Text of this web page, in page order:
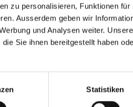
zu personalisieren, Funktionen
Ausserdem geben wir
und Analysen weiter.
Sie ihnen bereitgestellt haben
Statistiken
Entwicklungen rund um